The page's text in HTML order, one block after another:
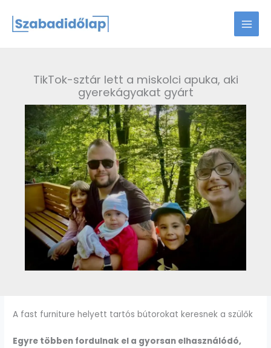
content
TikTok-sztár lett a miskolci apuka, aki
gyerekágyakat gyárt
A fast furniture helyett tartós bútorokat keresnek a szülők
Egyre többen fordulnak el a gyorsan elhasználódó,